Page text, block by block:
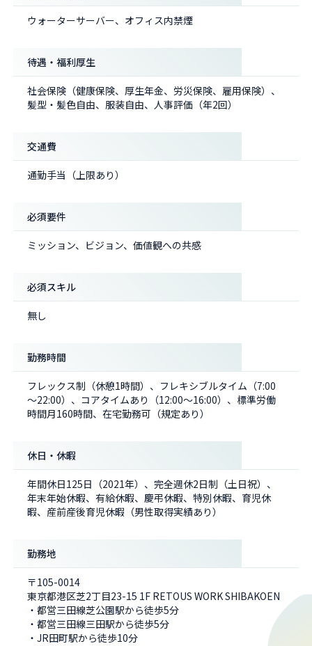
ウォーターサーバー、オフィス内禁煙
待遇・福利厚生
社会保険（健康保険、厚生年金、労災保険、雇用保険）、
髪型・髪色自由、服装自由、人事評価（年2回）
交通費
通勤手当（上限あり）
必須要件
ミッション、ビジョン、価値観への共感
必須スキル
無し
勤務時間
フレックス制（休憩1時間）、フレキシブルタイム（7:00
～22:00）、コアタイムあり（12:00～16:00）、標準労働
時間月160時間、在宅勤務可（規定あり）
休日・休暇
年間休日125日（2021年）、完全週休2日制（土日祝）、
年末年始休暇、有給休暇、慶弔休暇、特別休暇、育児休
暇、産前産後育児休暇（男性取得実績あり）
勤務地
〒105-0014
東京都港区芝2丁目23-15 1F RETOUS WORK SHIBAKOEN
・都営三田線芝公園駅から徒歩5分
・都営三田線三田駅から徒歩5分
・JR田町駅から徒歩10分